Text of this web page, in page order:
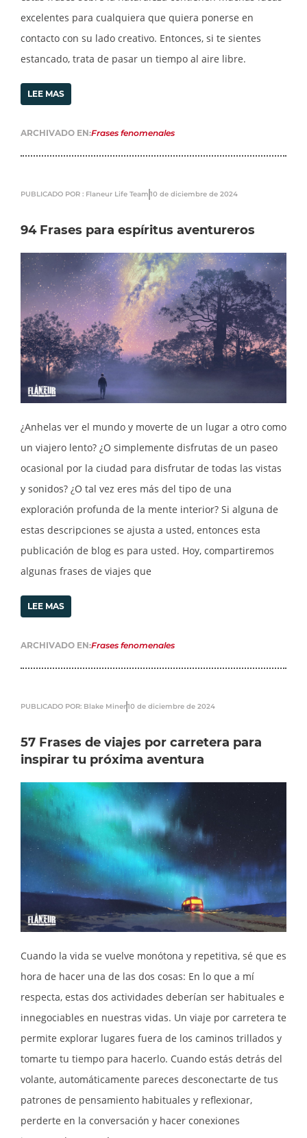
excelentes para cualquiera que quiera ponerse en
contacto con su lado creativo. Entonces, si te sientes
estancado, trata de pasar un tiempo al aire libre.
LEE MAS
ARCHIVADO EN:Frases fenomenales
PUBLICADO POR : Flaneur Life Team 10 de diciembre de 2024
94 Frases para espíritus aventureros
¿Anhelas ver el mundo y moverte de un lugar a otro como
un viajero lento? ¿O simplemente disfrutas de un paseo
ocasional por la ciudad para disfrutar de todas las vistas
y sonidos? ¿O tal vez eres más del tipo de una
exploración profunda de la mente interior? Si alguna de
estas descripciones se ajusta a usted, entonces esta
publicación de blog es para usted. Hoy, compartiremos
algunas frases de viajes que
LEE MAS
ARCHIVADO EN:Frases fenomenales
PUBLICADO POR: Blake Miner10 de diciembre de 2024
57 Frases de viajes por carretera para
inspirar tu próxima aventura
Cuando la vida se vuelve monótona y repetitiva, sé que es
hora de hacer una de las dos cosas: En lo que a mí
respecta, estas dos actividades deberían ser habituales e
innegociables en nuestras vidas. Un viaje por carretera te
permite explorar lugares fuera de los caminos trillados y
tomarte tu tiempo para hacerlo. Cuando estás detrás del
volante, automáticamente pareces desconectarte de tus
patrones de pensamiento habituales y reflexionar,
perderte en la conversación y hacer conexiones